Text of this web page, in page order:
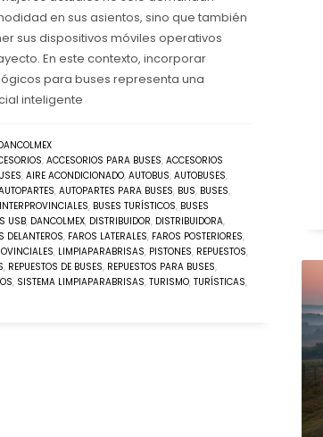
en sus asientos, sino que también
sus dispositivos móviles operativos
En este contexto, incorporar
para buses representa una
inteligente
, ACCESORIOS PARA BUSES, ACCESORIOS
, AIRE ACONDICIONADO, AUTOBUS, AUTOBUSES,
, AUTOPARTES PARA BUSES, BUS, BUSES,
, BUSES TURÍSTICOS, BUSES
USB, DANCOLMEX, DISTRIBUIDOR, DISTRIBUIDORA,
DELANTEROS, FAROS LATERALES, FAROS POSTERIORES,
, LIMPIAPARABRISAS, PISTONES, REPUESTOS,
, REPUESTOS DE BUSES, REPUESTOS PARA BUSES,
, SISTEMA LIMPIAPARABRISAS, TURISMO, TURÍSTICAS,